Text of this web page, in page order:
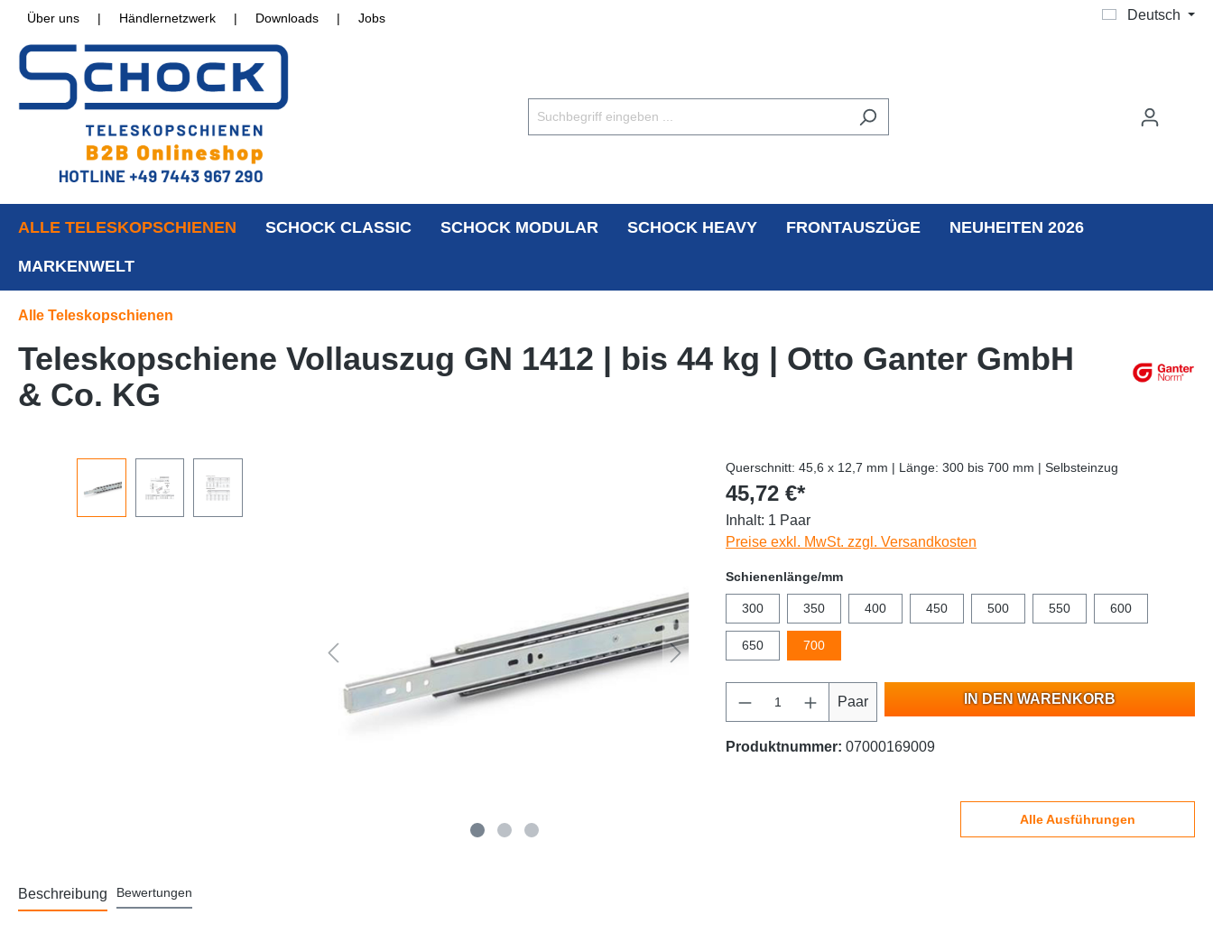
Über uns | Händlernetzwerk | Downloads | Jobs Deutsch
ALLE TELESKOPSCHIENEN SCHOCK CLASSIC SCHOCK MODULAR SCHOCK HEAVY FRONTAUSZÜGE NEUHEITEN 2026
MARKENWELT
Alle Teleskopschienen
Teleskopschiene Vollauszug GN 1412 | bis 44 kg | Otto Ganter GmbH
& Co. KG
Querschnitt: 45,6 x 12,7 mm | Länge: 300 bis 700 mm | Selbsteinzug
45,72 €*
Inhalt: 1 Paar
Preise exkl. MwSt. zzgl. Versandkosten
Schienenlänge/mm
300 350 400 450 500 550 600
650 700
Paar IN DEN WARENKORB
Produktnummer: 07000169009
Alle Ausführungen
Beschreibung Bewertungen